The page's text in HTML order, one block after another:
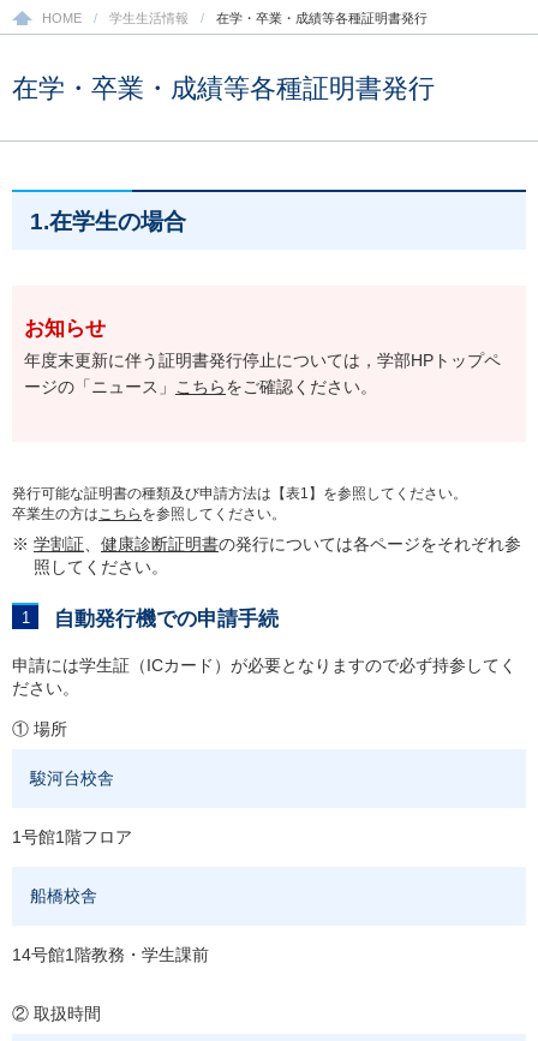
HOME 学生生活情報 在学・卒業・成績等各種証明書発行
在学・卒業・成績等各種証明書発行
1.在学生の場合
お知らせ
年度末更新に伴う証明書発行停止については，学部HPトップペ
ージの「ニュース」
こちらをご確認ください。
発行可能な証明書の種類及び申請方法は【表1】を参照してください。
卒業生の方はこちら を参照してください。
※ 学割証 健康診断証明書の発行については各ページをそれぞれ参
照してください。
自動発行機での申請手続
申請には学生証（ICカード）が必要となりますので必ず持参してく
ださい。
① 場所
駿河台校舎
1号館1階フロア
船橋校舎
14号館1階教務・学生課前
② 取扱時間